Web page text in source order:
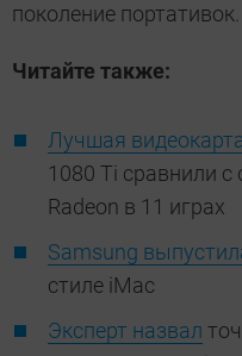
поколение портативок.
Читайте также:
Лучшая
1080 Ti сравнили
Radeon в 11 играх
Samsung
стиле iMac
Эксперт назвал